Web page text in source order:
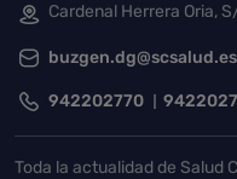
Cardenal Herrera Oria,
buzgen.dg@scsalud.es
942202770
Toda la actualidad de Salud